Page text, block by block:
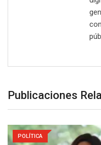
Publicaciones
POLÍTICA